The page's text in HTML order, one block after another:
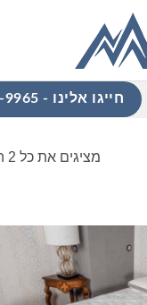
חייגו אלינו - 058-765-9965
מציגים את כל ⁦2⁩ התוצאות
שאהבתי